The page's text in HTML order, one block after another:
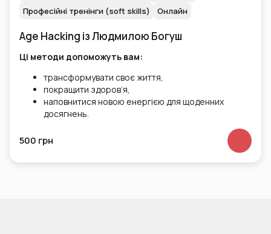
Професійні тренінги (soft skills)
Онлайн
Age Hacking із Людмилою Богуш
Ці методи допоможуть вам:
трансформувати своє життя,
покращити здоров’я,
наповнитися новою енергією для щоденних
досягнень.
500 грн